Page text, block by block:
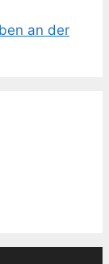
an der